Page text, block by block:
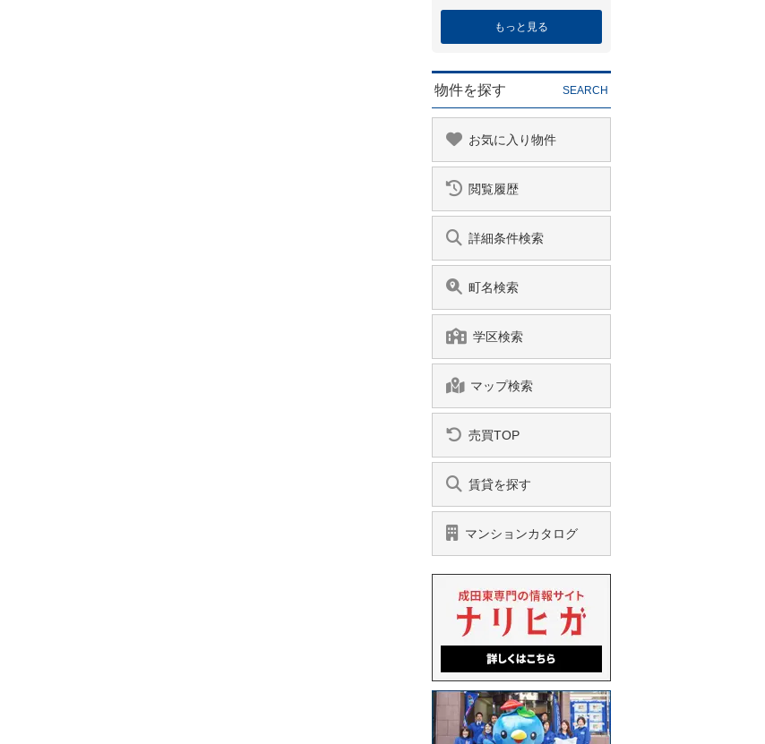
もっと見る
物件を探す SEARCH
お気に入り物件
閲覧履歴
詳細条件検索
町名検索
学区検索
マップ検索
売買TOP
賃貸を探す
マンションカタログ